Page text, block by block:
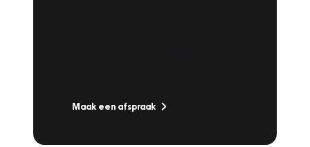
Maak een afspraak